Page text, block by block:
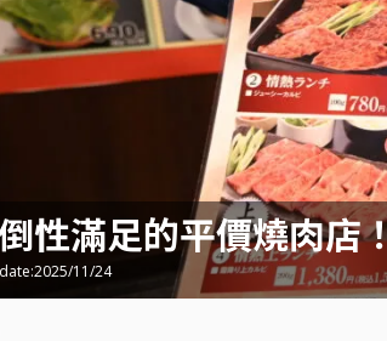
性滿足的平價燒肉店
11/24